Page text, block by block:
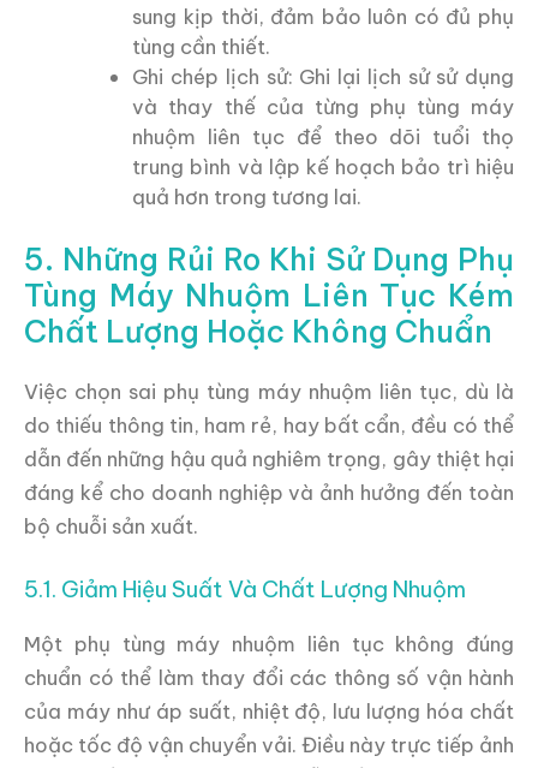
sung kịp thời, đảm bảo luôn có đủ phụ
tùng cần thiết.
Ghi chép lịch sử: Ghi lại lịch sử sử dụng
và thay thế của từng phụ tùng máy
nhuộm liên tục để theo dõi tuổi thọ
trung bình và lập kế hoạch bảo trì hiệu
quả hơn trong tương lai.
5. Những Rủi Ro Khi Sử Dụng Phụ
Tùng Máy Nhuộm Liên Tục Kém
Chất Lượng Hoặc Không Chuẩn
Việc chọn sai phụ tùng máy nhuộm liên tục, dù là
do thiếu thông tin, ham rẻ, hay bất cẩn, đều có thể
dẫn đến những hậu quả nghiêm trọng, gây thiệt hại
đáng kể cho doanh nghiệp và ảnh hưởng đến toàn
bộ chuỗi sản xuất.
5.1. Giảm Hiệu Suất Và Chất Lượng Nhuộm
Một phụ tùng máy nhuộm liên tục không đúng
chuẩn có thể làm thay đổi các thông số vận hành
của máy như áp suất, nhiệt độ, lưu lượng hóa chất
hoặc tốc độ vận chuyển vải. Điều này trực tiếp ảnh